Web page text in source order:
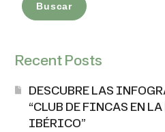
Buscar
Recent Posts
DESCUBRE LAS
“CLUB DE FINCAS EN
IBÉRICO”